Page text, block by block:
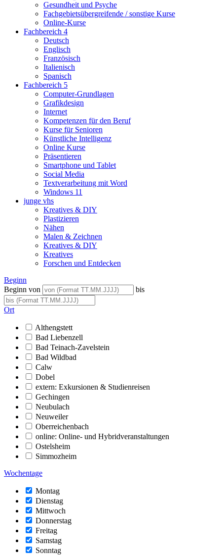
Gesundheit und Psyche
Fachgebietsübergreifende / sonstige Kurse
Online-Kurse
Fachbereich 4
Deutsch
Englisch
Französisch
Italienisch
Spanisch
Fachbereich 5
Computer-Grundlagen
Grafikdesign
Internet
Kompetenzen für den Beruf
Kurse für Senioren
Künstliche Intelligenz
Online Kurse
Präsentieren
Smartphone und Tablet
Social Media
Textverarbeitung mit Word
Windows 11
junge vhs
Kreatives & DIY
Plastizieren
Nähen
Malen & Zeichnen
Kreatives & DIY
Kreatives
Forschen und Entdecken
Beginn
Beginn von
bis
Ort
Althengstett
Bad Liebenzell
Bad Teinach-Zavelstein
Bad Wildbad
Calw
Dobel
extern: Exkursionen & Studienreisen
Gechingen
Neubulach
Neuweiler
Oberreichenbach
online: Online- und Hybridveranstaltungen
Ostelsheim
Simmozheim
Wochentage
Montag
Dienstag
Mittwoch
Donnerstag
Freitag
Samstag
Sonntag